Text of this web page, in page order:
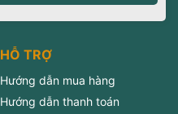
HỖ TRỢ
Hướng dẫn mua hàng
Hướng dẫn thanh toán